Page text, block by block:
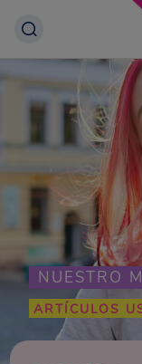
NUESTRO
ARTÍCULOS